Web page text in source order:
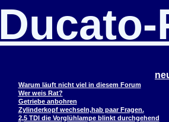
Warum läuft nicht viel in diesem Forum
Wer weis Rat?
Getriebe anbohren
Zylinderkopf wechseln,hab paar Fragen.
2,5 TDI die Vorglühlampe blinkt durchgehend